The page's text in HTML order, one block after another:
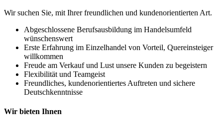
Wir suchen Sie, mit Ihrer freundlichen und kundenorientierten Art.
Abgeschlossene Berufsausbildung im Handelsumfeld
wünschenswert
Erste Erfahrung im Einzelhandel von Vorteil, Quereinsteiger
willkommen
Freude am Verkauf und Lust unsere Kunden zu begeistern
Flexibilität und Teamgeist
Freundliches, kundenorientiertes Auftreten und sichere
Deutschkenntnisse
Wir bieten Ihnen